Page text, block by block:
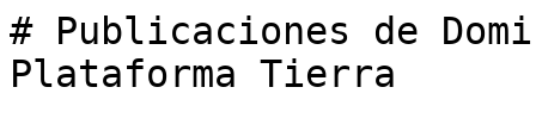
# Publicaciones de
Plataforma Tierra